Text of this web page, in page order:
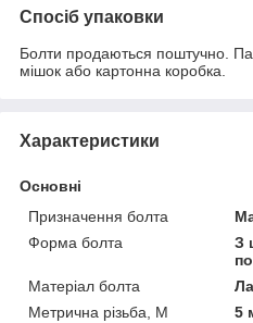
Спосіб упаковки
Болти продаються поштучно.
мішок або картонна коробка.
Характеристики
Основні
Призначення болта
Форма болта
З
Матеріал болта
Метрична різьба, М
5